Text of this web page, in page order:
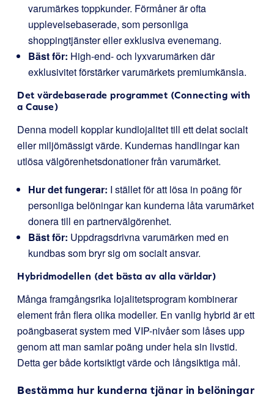
varumärkes toppkunder. Förmåner är ofta
upplevelsebaserade, som personliga
shoppingtjänster eller exklusiva evenemang.
Bäst för: High-end- och lyxvarumärken där
exklusivitet förstärker varumärkets premiumkänsla.
Det värdebaserade programmet (Connecting with
a Cause)
Denna modell kopplar kundlojalitet till ett delat socialt
eller miljömässigt värde. Kundernas handlingar kan
utlösa välgörenhetsdonationer från varumärket.
Hur det fungerar: I stället för att lösa in poäng för
personliga belöningar kan kunderna låta varumärket
donera till en partnervälgörenhet.
Bäst för: Uppdragsdrivna varumärken med en
kundbas som bryr sig om socialt ansvar.
Hybridmodellen (det bästa av alla världar)
Många framgångsrika lojalitetsprogram kombinerar
element från flera olika modeller. En vanlig hybrid är ett
poängbaserat system med VIP-nivåer som låses upp
genom att man samlar poäng under hela sin livstid.
Detta ger både kortsiktigt värde och långsiktiga mål.
Bestämma hur kunderna tjänar in belöningar